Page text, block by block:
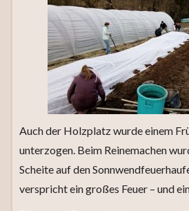
Auch der Holzplatz wurde einem
unterzogen. Beim Reinemachen
Scheite auf den
verspricht ein großes Feuer – und